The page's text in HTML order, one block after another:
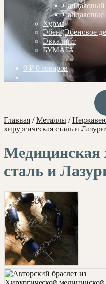
Сандаловый
Сандаловые
Хурма
Эбен (Эбеновое
Эвкалипт
БУМАГА
0 ₽ 0 товаров
Главная /Металлы /
хирургическая сталь и
Медицинская
сталь и